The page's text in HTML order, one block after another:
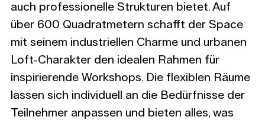
auch professionelle Strukturen bietet. Auf
über 600 Quadratmetern schafft der Space
mit seinem industriellen Charme und urbanen
Loft-Charakter den idealen Rahmen für
inspirierende Workshops. Die flexiblen Räume
lassen sich individuell an die Bedürfnisse der
Teilnehmer anpassen und bieten alles, was